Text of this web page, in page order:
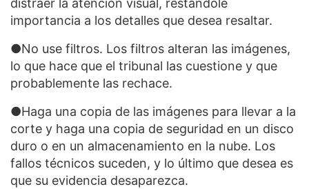
distraer la atención visual, restándole
importancia a los detalles que desea resaltar.
●No use filtros. Los filtros alteran las imágenes,
lo que hace que el tribunal las cuestione y que
probablemente las rechace.
●Haga una copia de las imágenes para llevar a la
corte y haga una copia de seguridad en un disco
duro o en un almacenamiento en la nube. Los
fallos técnicos suceden, y lo último que desea es
que su evidencia desaparezca.